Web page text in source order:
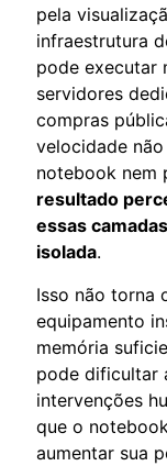
pela
infraestrutura
pode executar
servidores
compras
velocidade
notebook nem
resultado
essas
isolada.
Isso não torna
equipamento
memória
pode dificultar
intervenções
que o
aumentar sua